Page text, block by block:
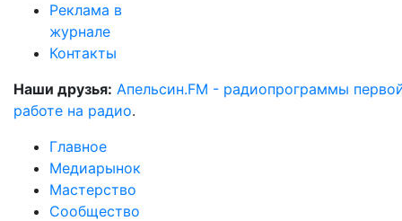
Реклама в
журнале
Контакты
Наши друзья: Апельсин.FM - радиопрограммы
работе на радио.
Главное
Медиарынок
Мастерство
Сообщество